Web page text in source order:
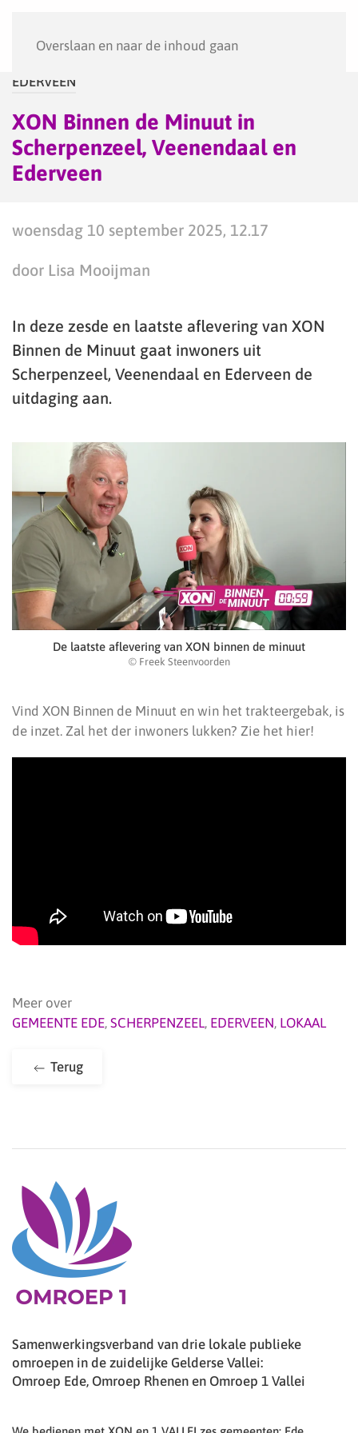
Overslaan en naar de inhoud gaan
EDERVEEN
XON Binnen de Minuut in
Scherpenzeel, Veenendaal en
Ederveen
woensdag 10 september 2025, 12.17
door Lisa Mooijman
In deze zesde en laatste aflevering van XON
Binnen de Minuut gaat inwoners uit
Scherpenzeel, Veenendaal en Ederveen de
uitdaging aan.
De laatste aflevering van XON binnen de minuut
© Freek Steenvoorden
Vind XON Binnen de Minuut en win het trakteergebak, is
de inzet. Zal het der inwoners lukken? Zie het hier!
Meer over
GEMEENTE EDE, SCHERPENZEEL, EDERVEEN, LOKAAL
Terug
Samenwerkingsverband van drie lokale publieke
omroepen in de zuidelijke Gelderse Vallei:
Omroep Ede, Omroep Rhenen en Omroep 1 Vallei